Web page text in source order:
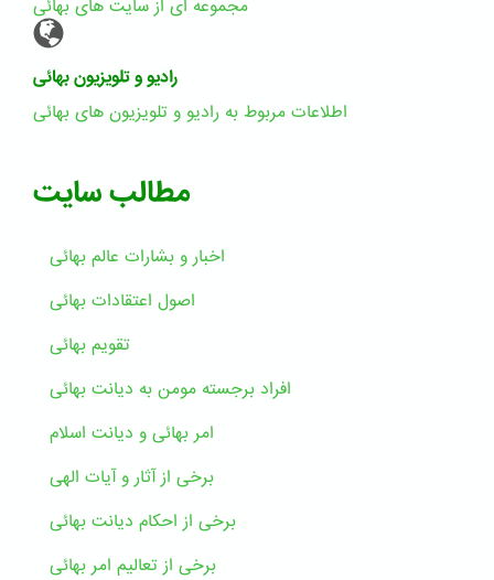
مجموعه ای از سایت های بهائی
رادیو و تلویزیون بهائی
اطلاعات مربوط به رادیو و تلویزیون های بهائی
مطالب سایت
اخبار و بشارات عالم بهائى
اصول اعتقادات بهائی
تقویم بهائی
افراد برجسته مومن به دیانت بهائی
امر بهائی و دیانت اسلام
برخی از آثار و آیات الهی
برخی از احکام دیانت بهائی
برخی از تعالیم امر بهائی